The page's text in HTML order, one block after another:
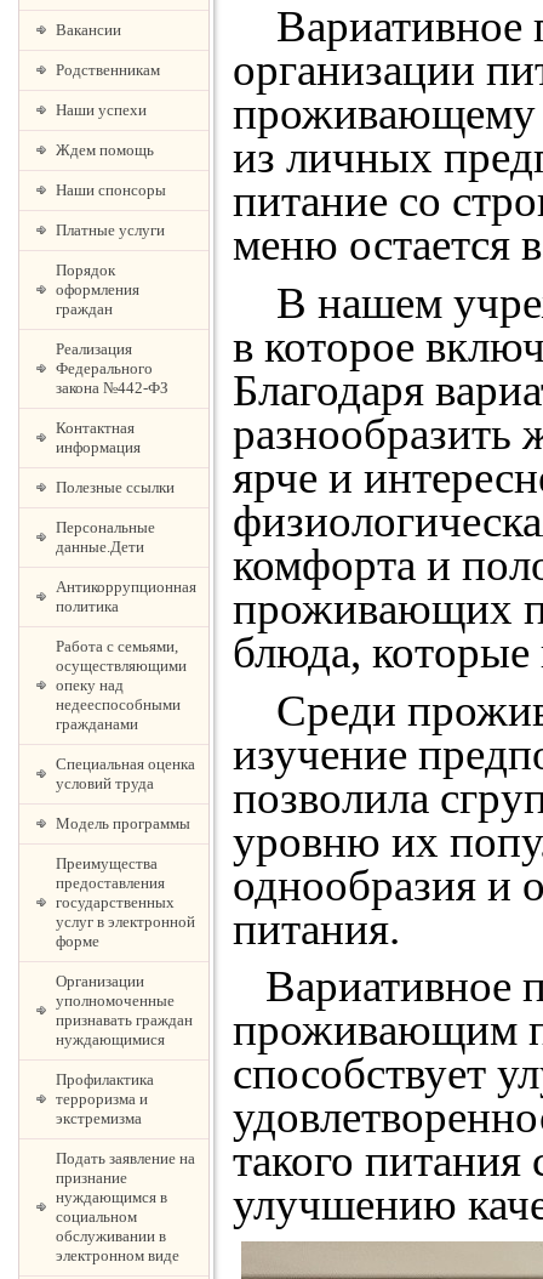
Вакансии
Родственникам
Наши успехи
Ждем помощь
Наши спонсоры
Платные услуги
Порядок
оформления
граждан
Реализация
Федерального
закона №442-ФЗ
Контактная
информация
Полезные ссылки
Персональные
данные.Дети
Антикоррупционная
политика
Работа с семьями,
осуществляющими
опеку над
недееспособными
гражданами
Специальная оценка
условий труда
Модель программы
Преимущества
предоставления
государственных
услуг в электронной
форме
Организации
уполномоченные
признавать граждан
нуждающимися
Профилактика
терроризма и
экстремизма
Подать заявление на
признание
нуждающимся в
социальном
обслуживании в
электронном виде
Вариативное
организации
проживающему
из личных
питание со
меню остается
В нашем
в которое
Благодаря
ярче и
комфорта и
проживающих
блюда, которые
Среди
изучение
позволила
уровню их
однообразия и
питания.
Вариативное
проживающим
способствует
такого
улучшению